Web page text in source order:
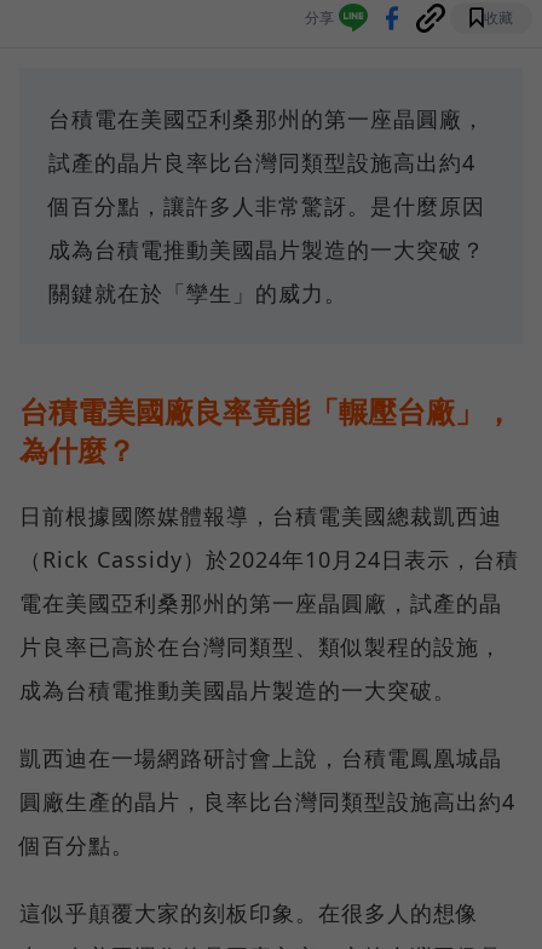
分享 收藏
台積電在美國亞利桑那州的第一座晶圓廠，
試產的晶片良率比台灣同類型設施高出約4
個百分點，讓許多人非常驚訝。是什麼原因
成為台積電推動美國晶片製造的一大突破？
關鍵就在於「孿生」的威力。
台積電美國廠良率竟能「輾壓台廠」，
為什麼？
日前根據國際媒體報導，台積電美國總裁凱西迪
（Rick Cassidy）於2024年10月24日表示，台積
電在美國亞利桑那州的第一座晶圓廠，試產的晶
片良率已高於在台灣同類型、類似製程的設施，
成為台積電推動美國晶片製造的一大突破。
凱西迪在一場網路研討會上說，台積電鳳凰城晶
圓廠生產的晶片，良率比台灣同類型設施高出約4
個百分點。
這似乎顛覆大家的刻板印象。在很多人的想像